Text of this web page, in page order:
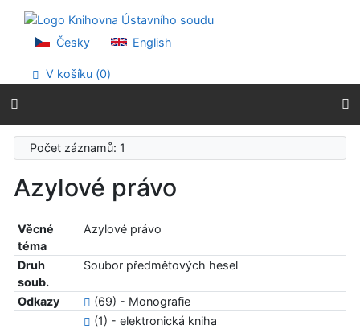
Přejít na menu
Prohlášení o webové přístupnosti
Česky English
V košíku (0)
Počet záznamů: 1
Azylové právo
Věcné
téma
Azylové právo
Druh
soub.
Soubor předmětových hesel
Odkazy
(69) - Monografie
(1) - elektronická kniha